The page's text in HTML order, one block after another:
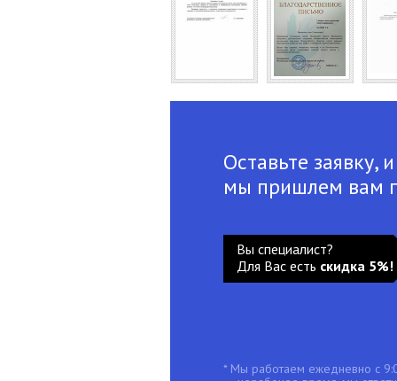
Оставьте заявку,
мы пришлем вам
Вы специалист?
Для Вас есть скидка 5%!
* Мы работаем ежедневно с